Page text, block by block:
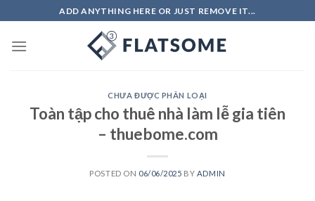
to
content
ADD ANYTHING HERE OR JUST REMOVE IT...
CHƯA ĐƯỢC PHÂN LOẠI
Toàn tập cho thuê nhà làm lễ gia tiên
– thuebome.com
POSTED ON 06/06/2025 BY ADMIN